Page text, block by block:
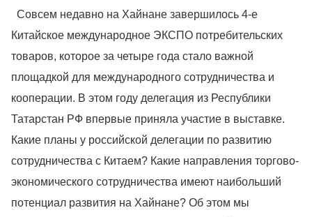
Совсем недавно на Хайнане завершилось 4-е
Китайское международное ЭКСПО потребительских
товаров, которое за четыре года стало важной
площадкой для международного сотрудничества и
кооперации. В этом году делегация из Республики
Татарстан РФ впервые приняла участие в выставке.
Какие планы у российской делегации по развитию
сотрудничества с Китаем? Какие направления торгово-
экономического сотрудничества имеют наибольший
потенциал развития на Хайнане? Об этом мы